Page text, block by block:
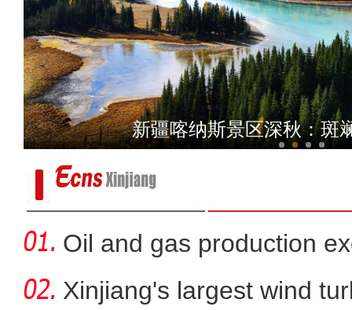
新疆南部百万亩天然胡
新疆喀纳斯景区深秋：斑
Oil and gas production
metr
Xinjiang's largest wind